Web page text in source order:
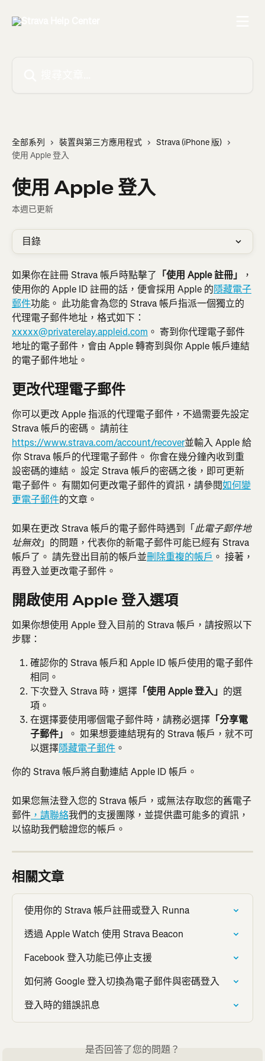
全部系列 裝置與第三方應用程式
Strava (iPhone 版)
使用 Apple 登入
使用 Apple 登入
本週已更新
目錄
如果你在註冊 Strava 帳戶時點擊了 「使用 Apple 註冊」
，
使用你的 Apple ID 註冊的話，便會採用 Apple 的隱藏電子
郵件功能。 此功能會為您的 Strava 帳戶指派一個獨立的
代理電子郵件地址，格式如下：
xxxxx@privaterelay.appleid.com 。 寄到你代理電子郵件
地址的電子郵件，會由 Apple 轉寄到與你 Apple 帳戶連結
的電子郵件地址。
更改代理電子郵件
你可以更改 Apple 指派的代理電子郵件，不過需要先設定
Strava 帳戶的密碼。 請前往
https://www.strava.com/account/recover並輸入 Apple 給
你 Strava 帳戶的代理電子郵件。 你會在幾分鐘內收到重
設密碼的連結。 設定 Strava 帳戶的密碼之後，即可更新
電子郵件。 有關如何更改電子郵件的資訊，請參閱如何變
更電子郵件的文章。
如果在更改 Strava 帳戶的電子郵件時遇到「此電子郵件地
址無效」的問題，代表你的新電子郵件可能已經有 Strava
帳戶了。 請先登出目前的帳戶並刪除重複的帳戶 。 接著，
再登入並更改電子郵件。
開啟使用 Apple 登入選項
如果你想使用 Apple 登入目前的 Strava 帳戶，請按照以下
步驟：
確認你的 Strava 帳戶和 Apple ID 帳戶使用的電子郵件
相同。
下次登入 Strava 時，選擇 「使用 Apple 登入」 的選
項。
在選擇要使用哪個電子郵件時，請務必選擇 「分享電
子郵件」
。 如果想要連結現有的 Strava 帳戶，就不可
以選擇隱藏電子郵件 。
你的 Strava 帳戶將自動連結 Apple ID 帳戶。
如果您無法登入您的 Strava 帳戶，或無法存取您的舊電子
郵件 ，請聯絡我們的支援團隊，並提供盡可能多的資訊，
以協助我們驗證您的帳戶。
相關文章
使用你的 Strava 帳戶註冊或登入 Runna
透過 Apple Watch 使用 Strava Beacon
Facebook 登入功能已停止支援
如何將 Google 登入切換為電子郵件與密碼登入
登入時的錯誤訊息
是否回答了您的問題？